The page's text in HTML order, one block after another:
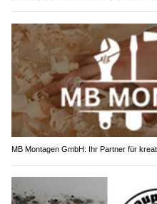
MB Montagen GmbH: Ihr Partner für